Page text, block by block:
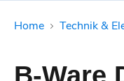
Home Technik &